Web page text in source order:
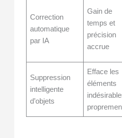
Correction
automatique
par IA
Gain de
temps et
précision
accrue
Suppression
intelligente
d’objets
Efface les
éléments